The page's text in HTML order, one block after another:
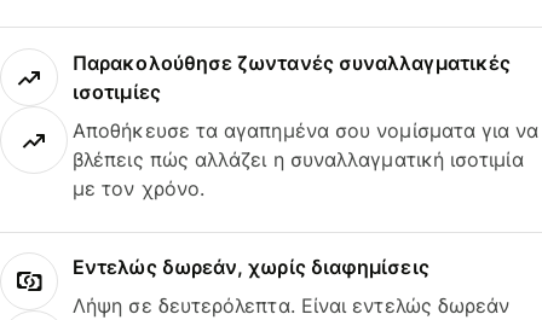
Παρακολούθησε ζωντανές συναλλαγματικές
ισοτιμίες
Αποθήκευσε τα αγαπημένα σου νομίσματα για να
βλέπεις πώς αλλάζει η συναλλαγματική ισοτιμία
με τον χρόνο.
Εντελώς δωρεάν, χωρίς διαφημίσεις
Λήψη σε δευτερόλεπτα. Είναι εντελώς δωρεάν